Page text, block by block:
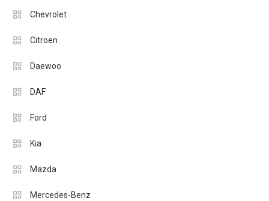
Chevrolet
Citroen
Daewoo
DAF
Ford
Kia
Mazda
Mercedes-Benz